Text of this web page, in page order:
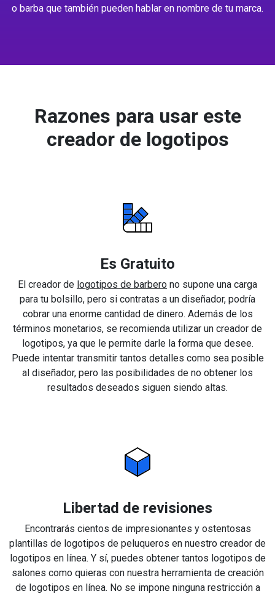
o barba que también pueden hablar en nombre de tu marca.
Razones para usar este
creador de logotipos
Es Gratuito
El creador de logotipos de barbero no supone una carga
para tu bolsillo, pero si contratas a un diseñador, podría
cobrar una enorme cantidad de dinero. Además de los
términos monetarios, se recomienda utilizar un creador de
logotipos, ya que le permite darle la forma que desee.
Puede intentar transmitir tantos detalles como sea posible
al diseñador, pero las posibilidades de no obtener los
resultados deseados siguen siendo altas.
Libertad de revisiones
Encontrarás cientos de impresionantes y ostentosas
plantillas de logotipos de peluqueros en nuestro creador de
logotipos en línea. Y sí, puedes obtener tantos logotipos de
salones como quieras con nuestra herramienta de creación
de logotipos en línea. No se impone ninguna restricción a